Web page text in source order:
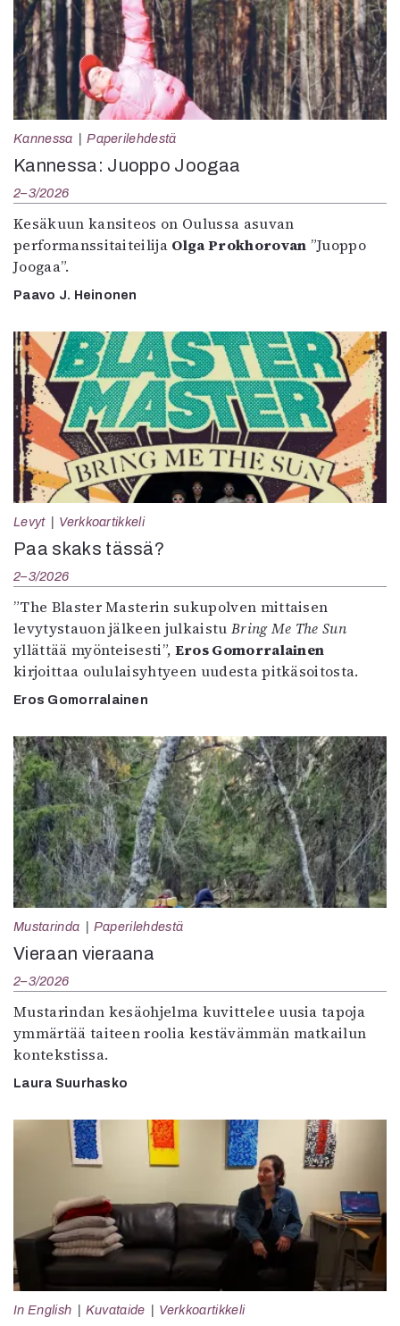
Kannessa Paperilehdestä
Kannessa: Juoppo Joogaa
2–3/2026
Kesäkuun kansiteos on Oulussa asuvan
performanssitaiteilija Olga Prokhorovan ”Juoppo
Joogaa”.
Paavo J. Heinonen
Levyt Verkkoartikkeli
Paa skaks tässä?
2–3/2026
”The Blaster Masterin sukupolven mittaisen
levytystauon jälkeen julkaistu Bring Me The Sun
yllättää myönteisesti”, Eros Gomorralainen
kirjoittaa oululaisyhtyeen uudesta pitkäsoitosta.
Eros Gomorralainen
Mustarinda Paperilehdestä
Vieraan vieraana
2–3/2026
Mustarindan kesäohjelma kuvittelee uusia tapoja
ymmärtää taiteen roolia kestävämmän matkailun
kontekstissa.
Laura Suurhasko
In English Kuvataide Verkkoartikkeli